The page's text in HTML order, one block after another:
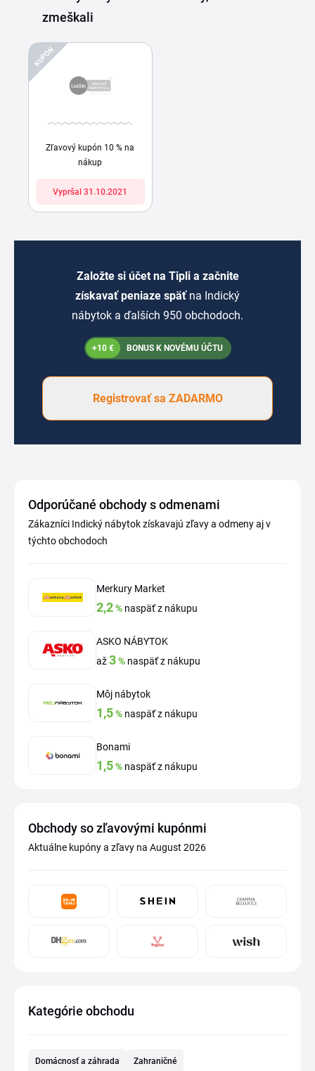
zmeškali
KUPÓN
Zľavový kupón 10 % na
nákup
Vypršal 31.10.2021
Založte si účet na Tipli a začnite
získavať peniaze späť na Indický
nábytok a ďalších 950 obchodoch.
+10 € BONUS K NOVÉMU ÚČTU
Registrovať sa ZADARMO
Odporúčané obchody s odmenami
Zákazníci Indický nábytok získavajú zľavy a odmeny aj v
týchto obchodoch
Merkury Market
2,2% naspäť z nákupu
ASKO NÁBYTOK
až3% naspäť z nákupu
Môj nábytok
1,5% naspäť z nákupu
Bonami
1,5% naspäť z nákupu
Obchody so zľavovými kupónmi
Aktuálne kupóny a zľavy na August 2026
Kategórie obchodu
Domácnosť a záhrada Zahraničné